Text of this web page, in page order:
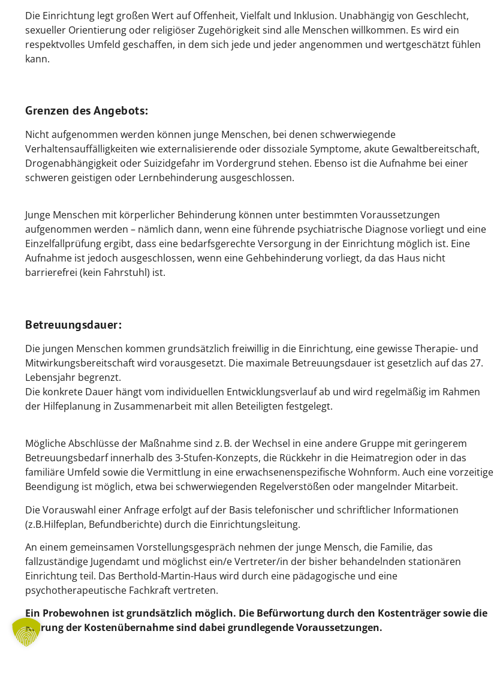
Die Einrichtung legt großen Wert auf Offenheit, Vielfalt und Inklusion. Unabhängig von Geschlecht,
sexueller Orientierung oder religiöser Zugehörigkeit sind alle Menschen willkommen. Es wird ein
respektvolles Umfeld geschaffen, in dem sich jede und jeder angenommen und wertgeschätzt fühlen
kann.
Grenzen des Angebots:
Nicht aufgenommen werden können junge Menschen, bei denen schwerwiegende
Verhaltensauffälligkeiten wie externalisierende oder dissoziale Symptome, akute Gewaltbereitschaft,
Drogenabhängigkeit oder Suizidgefahr im Vordergrund stehen. Ebenso ist die Aufnahme bei einer
schweren geistigen oder Lernbehinderung ausgeschlossen.
Junge Menschen mit körperlicher Behinderung können unter bestimmten Voraussetzungen
aufgenommen werden – nämlich dann, wenn eine führende psychiatrische Diagnose vorliegt und eine
Einzelfallprüfung ergibt, dass eine bedarfsgerechte Versorgung in der Einrichtung möglich ist. Eine
Aufnahme ist jedoch ausgeschlossen, wenn eine Gehbehinderung vorliegt, da das Haus nicht
barrierefrei (kein Fahrstuhl) ist.
Betreuungsdauer:
Die jungen Menschen kommen grundsätzlich freiwillig in die Einrichtung, eine gewisse Therapie- und
Mitwirkungsbereitschaft wird vorausgesetzt. Die maximale Betreuungsdauer ist gesetzlich auf das 27.
Lebensjahr begrenzt.
Die konkrete Dauer hängt vom individuellen Entwicklungsverlauf ab und wird regelmäßig im Rahmen
der Hilfeplanung in Zusammenarbeit mit allen Beteiligten festgelegt.
Mögliche Abschlüsse der Maßnahme sind z. B. der Wechsel in eine andere Gruppe mit geringerem
Betreuungsbedarf innerhalb des 3-Stufen-Konzepts, die Rückkehr in die Heimatregion oder in das
familiäre Umfeld sowie die Vermittlung in eine erwachsenenspezifische Wohnform. Auch eine vorzeitige
Beendigung ist möglich, etwa bei schwerwiegenden Regelverstößen oder mangelnder Mitarbeit.
Die Vorauswahl einer Anfrage erfolgt auf der Basis telefonischer und schriftlicher Informationen
(z.B.Hilfeplan, Befundberichte) durch die Einrichtungsleitung.
An einem gemeinsamen Vorstellungsgespräch nehmen der junge Mensch, die Familie, das
fallzuständige Jugendamt und möglichst ein/e Vertreter/in der bisher behandelnden stationären
Einrichtung teil. Das Berthold-Martin-Haus wird durch eine pädagogische und eine
psychotherapeutische Fachkraft vertreten.
Ein Probewohnen ist grundsätzlich möglich. Die Befürwortung durch den Kostenträger sowie die
Klärung der Kostenübernahme sind dabei grundlegende Voraussetzungen.